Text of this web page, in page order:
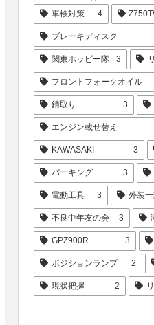
車検対策 4
ブレーキディスク
関東ホッピー隊 3
フロントフォークオイル
錆取り 3
エンジン載せ替え
KAWASAKI 3
パーキング 3
電動工具 3 外装
不良中年友の会 3
GPZ900R 3
ポジションランプ 2
現状把握 2